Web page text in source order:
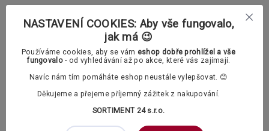
Polstrované záclonové kroužky (tichý chod)
Parametry
typ garnýže dvouřadá
NASTAVENÍ COOKIES: Aby vše fungovalo,
jak má 😉
Používáme cookies, aby se vám eshop dobře prohlížel a vše
fungovalo- od vyhledávání až po akce, které vás zajímají.
Navíc nám tím pomáháte eshop neustále vylepšovat. 😊
Děkujeme a přejeme příjemný zážitek z nakupování.
SORTIMENT 24 s.r.o.